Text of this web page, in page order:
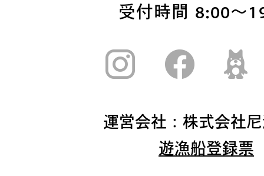
受付時間 8:00〜
運営会社：株式会社
遊漁船登録票